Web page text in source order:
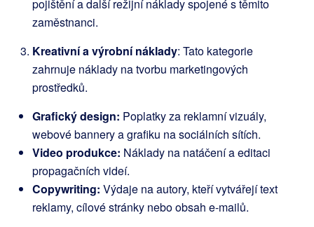
pojištění a další režijní náklady spojené s těmito
zaměstnanci.
Kreativní a výrobní náklady: Tato kategorie
zahrnuje náklady na tvorbu marketingových
prostředků.
Grafický design: Poplatky za reklamní vizuály,
webové bannery a grafiku na sociálních sítích.
Video produkce: Náklady na natáčení a editaci
propagačních videí.
Copywriting: Výdaje na autory, kteří vytvářejí text
reklamy, cílové stránky nebo obsah e-mailů.